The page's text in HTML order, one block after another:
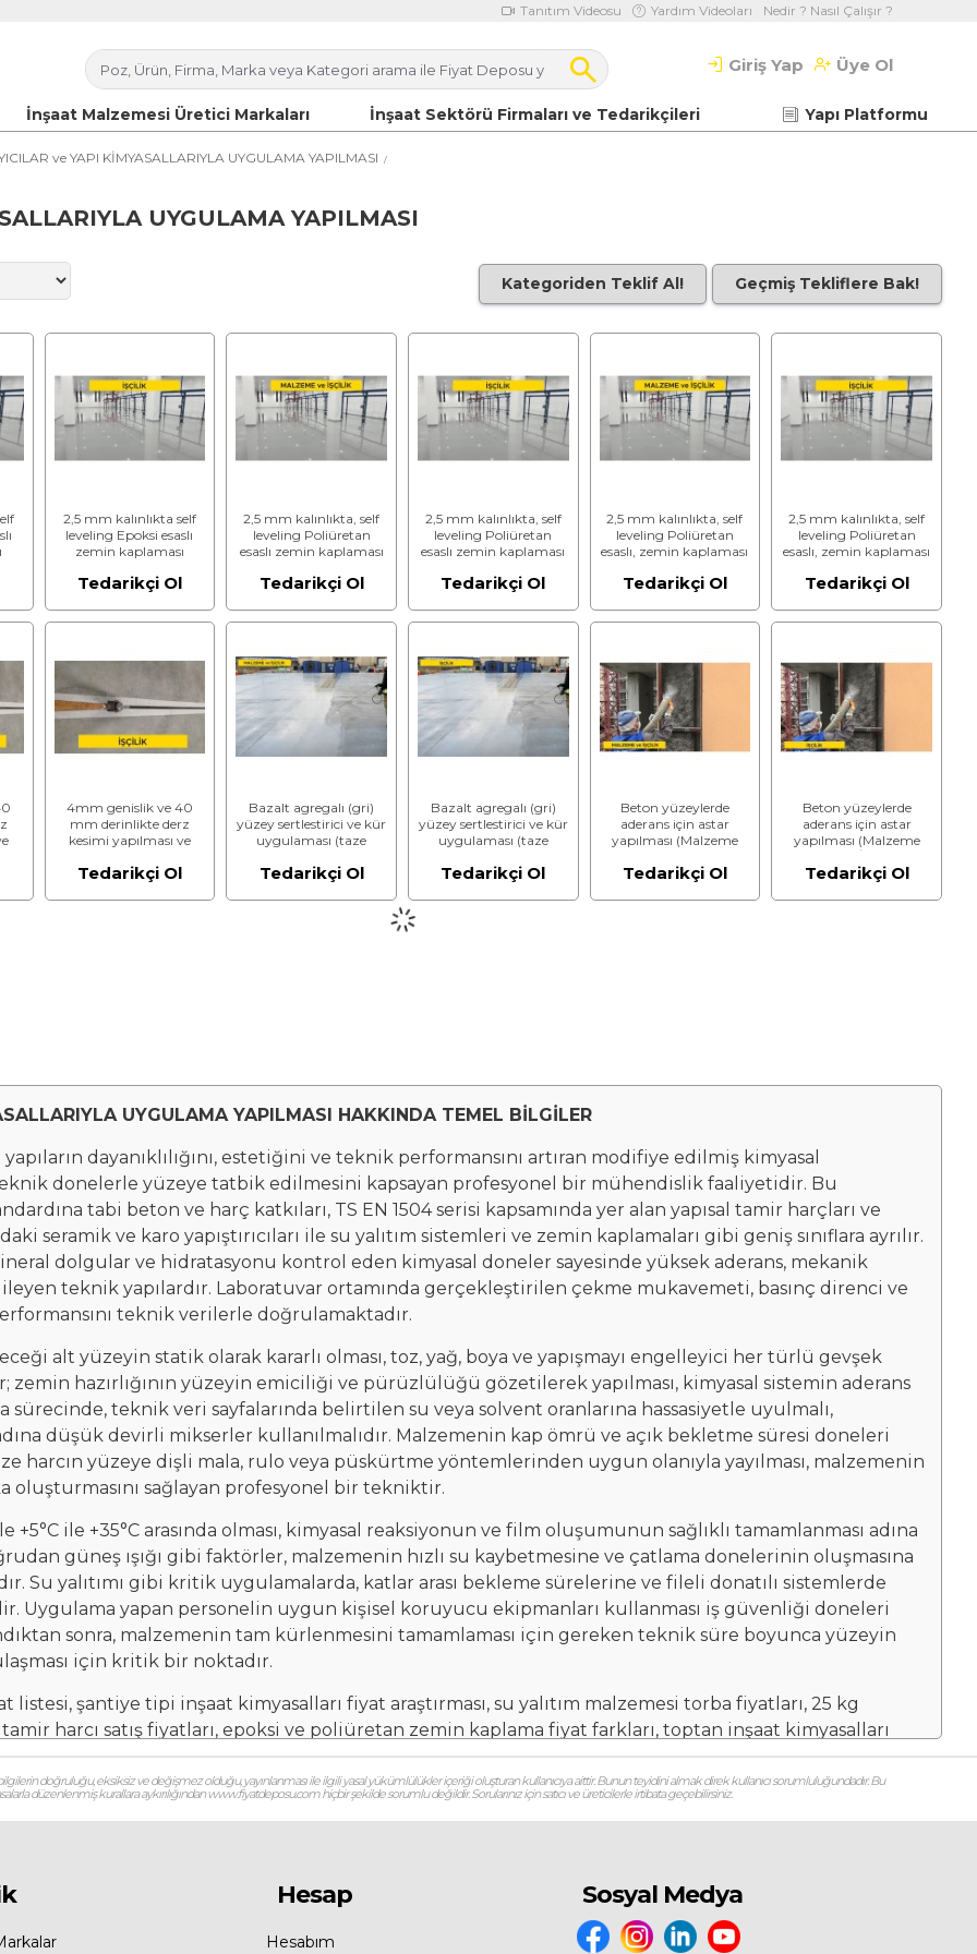
Tanıtım Videosu Yardım Videoları Nedir ? Nasıl Çalışır ?
Giriş Yap Üye Ol
İnşaat Malzemesi Üretici Markaları İnşaat Sektörü Firmaları ve Tedarikçileri Yapı Platformu
ve YAPI KİMYASALLARIYLA UYGULAMA YAPILMASI
UYGULAMA YAPILMASI
Kategoriden Teklif Al! Geçmiş Tekliflere Bak!
2,5 mm kalınlıkta self
leveling Epoksi esaslı
zemin kaplaması
Hariç) (İşçilik)
Tedarikçi Ol
2,5 mm kalınlıkta, self
leveling Poliüretan
esaslı zemin kaplaması
Dahil)
Tedarikçi Ol
2,5 mm kalınlıkta, self
leveling Poliüretan
esaslı zemin kaplaması
Hariç) (İşçilik)
Tedarikçi Ol
2,5 mm kalınlıkta, self
leveling Poliüretan
esaslı, zemin kaplaması
(statik elektriği yüzeyde
ileten yüzey) istenen
Tedarikçi Ol
2,5 mm kalınlıkta, self
leveling Poliüretan
esaslı, zemin kaplaması
(statik elektriği yüzeyde
ileten yüzey) istenen
Tedarikçi Ol
4mm genislik ve 40
mm derinlikte derz
kesimi yapılması ve
poliüretan derz mastigi
Betonu) (Malzeme
Tedarikçi Ol
Bazalt agregalı (gri)
yüzey sertlestirici ve kür
uygulaması (taze
Dahil)
Tedarikçi Ol
Bazalt agregalı (gri)
yüzey sertlestirici ve kür
uygulaması (taze
Hariç) (İşçilik)
Tedarikçi Ol
Beton yüzeylerde
aderans için astar
yapılması (Malzeme
Tedarikçi Ol
Beton yüzeylerde
aderans için astar
yapılması (Malzeme
Tedarikçi Ol
UYGULAMA YAPILMASI HAKKINDA TEMEL BİLGİLER
dayanıklılığını, estetiğini ve teknik performansını artıran modifiye edilmiş kimyasal
donelerle yüzeye tatbik edilmesini kapsayan profesyonel bir mühendislik faaliyetidir. Bu
tabi beton ve harç katkıları, TS EN 1504 serisi kapsamında yer alan yapısal tamir harçları ve
seramik ve karo yapıştırıcıları ile su yalıtım sistemleri ve zemin kaplamaları gibi geniş sınıflara ayrılır.
dolgular ve hidratasyonu kontrol eden kimyasal doneler sayesinde yüksek aderans, mekanik
teknik yapılardır. Laboratuvar ortamında gerçekleştirilen çekme mukavemeti, basınç direnci ve
teknik verilerle doğrulamaktadır.
alt yüzeyin statik olarak kararlı olması, toz, yağ, boya ve yapışmayı engelleyici her türlü gevşek
zemin hazırlığının yüzeyin emiciliği ve pürüzlülüğü gözetilerek yapılması, kimyasal sistemin aderans
teknik veri sayfalarında belirtilen su veya solvent oranlarına hassasiyetle uyulmalı,
düşük devirli mikserler kullanılmalıdır. Malzemenin kap ömrü ve açık bekletme süresi doneleri
harcın yüzeye dişli mala, rulo veya püskürtme yöntemlerinden uygun olanıyla yayılması, malzemenin
oluşturmasını sağlayan profesyonel bir tekniktir.
+5°C ile +35°C arasında olması, kimyasal reaksiyonun ve film oluşumunun sağlıklı tamamlanması adına
güneş ışığı gibi faktörler, malzemenin hızlı su kaybetmesine ve çatlama donelerinin oluşmasına
Su yalıtımı gibi kritik uygulamalarda, katlar arası bekleme sürelerine ve fileli donatılı sistemlerde
Uygulama yapan personelin uygun kişisel koruyucu ekipmanları kullanması iş güvenliği doneleri
sonra, malzemenin tam kürlenmesini tamamlaması için gereken teknik süre boyunca yüzeyin
için kritik bir noktadır.
listesi, şantiye tipi inşaat kimyasalları fiyat araştırması, su yalıtım malzemesi torba fiyatları, 25 kg
harcı satış fiyatları, epoksi ve poliüretan zemin kaplama fiyat farkları, toptan inşaat kimyasalları
yapı market güncel kimyasal fiyatları, yapı kimyasalları uygulama m2 işçilik fiyatları, en iyi izolasyon
kimyasal maliyet hesaplama, yerli üretim yapı kimyasalları performans ve fiyat karşılaştırması,
fiyatları, inşaat malzemeleri piyasa rayiçleri, yapı kimyasalları uygulama teknikleri ve maliyetleri gibi
doneleri, endüstriyel kimyasal uygulama prosedürleri, yapısal güçlendirme ve koruma doneleri
doğruluğu, eksiksiz ve değişmez olduğu, yayınlanması ile ilgili yasal yükümlülükler içeriği oluşturan kullanıcıya aittir. Bunun teyidini almak direk kullanıcı sorumluluğundadır. Bu
düzenlenmiş kurallara aykırılığından www.fiyatdeposu.com hiçbir şekilde sorumlu değildir. Sorularınız için satıcı ve üreticilerle irtibata geçebilirsiniz.
Hesap
Hesabım
Sosyal Medya